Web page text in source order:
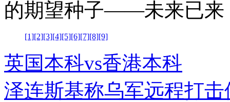
的期望种子——未来已来
[1][2][3][4][5][6][7][8][9]
英国本科vs香港本科
泽连斯基称乌军远程打